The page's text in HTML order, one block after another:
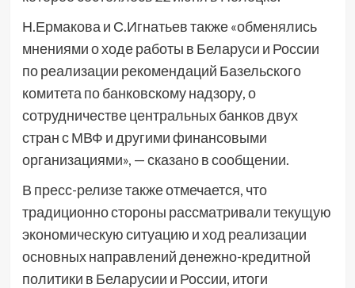
Н.Ермакова и С.Игнатьев также «обменялись
мнениями о ходе работы в Беларуси и России
по реализации рекомендаций Базельского
комитета по банковскому надзору, о
сотрудничестве центральных банков двух
стран с МВФ и другими финансовыми
организациями», — сказано в сообщении.
В пресс-релизе также отмечается, что
традиционно стороны рассматривали текущую
экономическую ситуацию и ход реализации
основных направлений денежно-кредитной
политики в Беларусии и России, итоги